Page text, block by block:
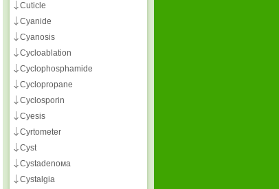
Cuticle
Cyanide
Cyanosis
Cycloablation
Cyclophosphamide
Cyclopropane
Cyclosporin
Cyesis
Cyrtometer
Cyst
Cystadenома
Cystalgia